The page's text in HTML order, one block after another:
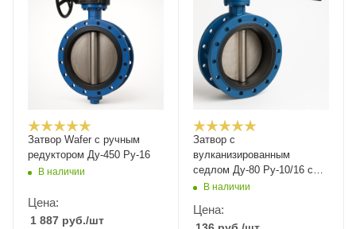
Затвор Wafer с ручным
редуктором Ду-450 Ру-16
В наличии
Цена:
1 887 руб./шт
Затвор с
вулканизированным
седлом Ду-80 Ру-10/16 с
рычагом
В наличии
Цена: